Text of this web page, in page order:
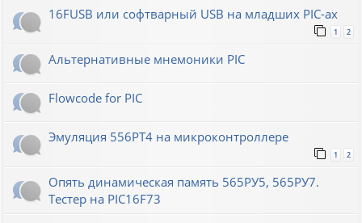
16FUSB или софтварный USB на младших PIC-ах
1 2
Альтернативные мнемоники PIC
Flowcode for PIC
Эмуляция 556РТ4 на микроконтроллере
1 2
Опять динамическая память 565РУ5, 565РУ7.
Тестер на PIC16F73